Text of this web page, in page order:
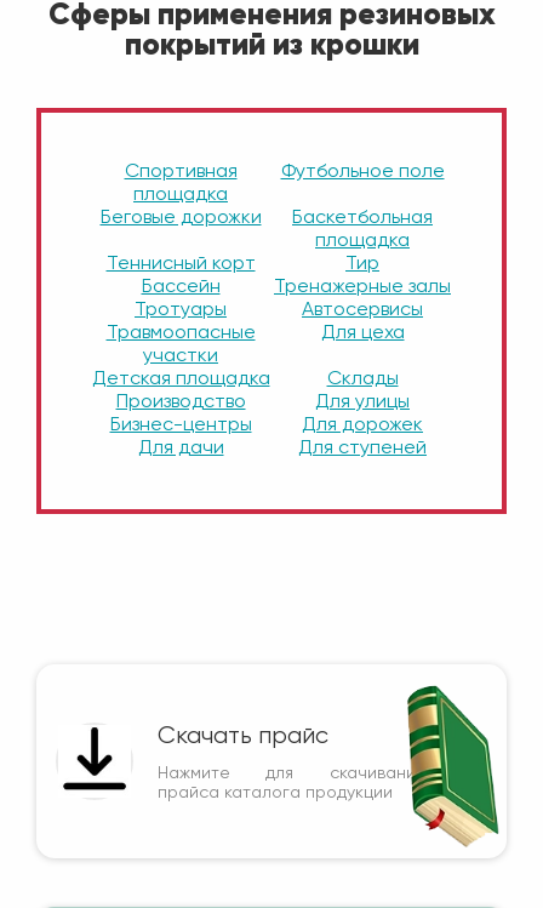
Сферы применения резиновых
покрытий из крошки
Спортивная
площадка
Футбольное поле
Беговые дорожки
Баскетбольная
площадка
Теннисный корт
Тир
Бассейн
Тренажерные залы
Тротуары
Автосервисы
Травмоопасные
участки
Для цеха
Детская площадка
Склады
Производство
Для улицы
Бизнес-центры
Для дорожек
Для дачи
Для ступеней
Скачать прайс
Нажмите для скачивания
прайса каталога продукции